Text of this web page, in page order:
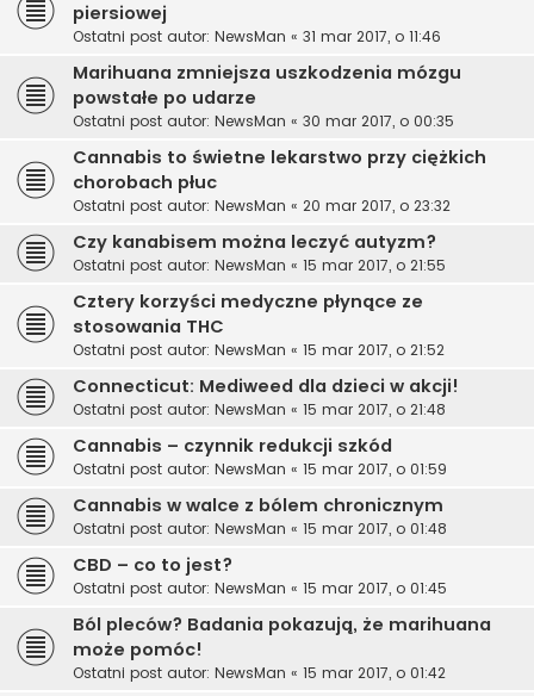
piersiowej
Ostatni post autor: NewsMan « 31 mar 2017, o 11:46
Marihuana zmniejsza uszkodzenia mózgu
powstałe po udarze
Ostatni post autor: NewsMan « 30 mar 2017, o 00:35
Cannabis to świetne lekarstwo przy ciężkich
chorobach płuc
Ostatni post autor: NewsMan « 20 mar 2017, o 23:32
Czy kanabisem można leczyć autyzm?
Ostatni post autor: NewsMan « 15 mar 2017, o 21:55
Cztery korzyści medyczne płynące ze
stosowania THC
Ostatni post autor: NewsMan « 15 mar 2017, o 21:52
Connecticut: Mediweed dla dzieci w akcji!
Ostatni post autor: NewsMan « 15 mar 2017, o 21:48
Cannabis – czynnik redukcji szkód
Ostatni post autor: NewsMan « 15 mar 2017, o 01:59
Cannabis w walce z bólem chronicznym
Ostatni post autor: NewsMan « 15 mar 2017, o 01:48
CBD – co to jest?
Ostatni post autor: NewsMan « 15 mar 2017, o 01:45
Ból pleców? Badania pokazują, że marihuana
może pomóc!
Ostatni post autor: NewsMan « 15 mar 2017, o 01:42